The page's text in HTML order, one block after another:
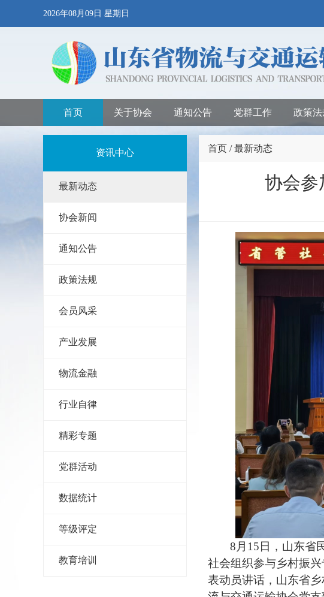
2026年08月09日 星期日
首页 关于协会 通知公告 党群工作 政策法
资讯中心
最新动态
协会新闻
通知公告
政策法规
会员风采
产业发展
物流金融
行业自律
精彩专题
党群活动
数据统计
等级评定
教育培训
首页 / 最新动态
协会参
8月15日，山东省
社会组织参与乡村振
表动员讲话，山东省